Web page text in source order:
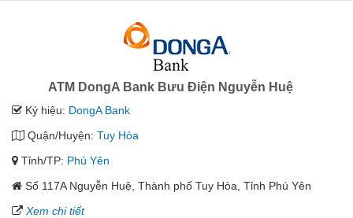
ATM DongA Bank Bưu Điện Nguyễn Huệ
Ký hiệu: DongA Bank
Quận/Huyện: Tuy Hòa
Tỉnh/TP: Phú Yên
Số 117A Nguyễn Huệ, Thành phố Tuy Hòa, Tỉnh Phú Yên
Xem chi tiết